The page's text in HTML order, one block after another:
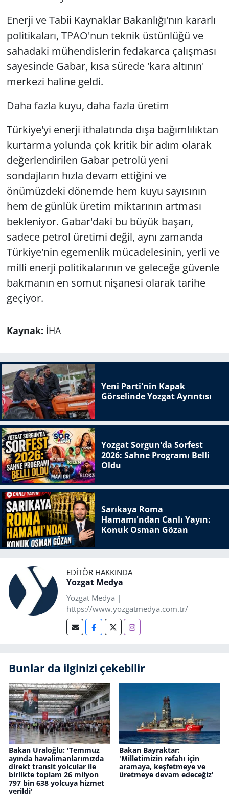
Enerji ve Tabii Kaynaklar Bakanlığı'nın kararlı
politikaları, TPAO'nun teknik üstünlüğü ve
sahadaki mühendislerin fedakarca çalışması
sayesinde Gabar, kısa sürede 'kara altının'
merkezi haline geldi.
Daha fazla kuyu, daha fazla üretim
Türkiye'yi enerji ithalatında dışa bağımlılıktan
kurtarma yolunda çok kritik bir adım olarak
değerlendirilen Gabar petrolü yeni
sondajların hızla devam ettiğini ve
önümüzdeki dönemde hem kuyu sayısının
hem de günlük üretim miktarının artması
bekleniyor. Gabar'daki bu büyük başarı,
sadece petrol üretimi değil, aynı zamanda
Türkiye'nin egemenlik mücadelesinin, yerli ve
milli enerji politikalarının ve geleceğe güvenle
bakmanın en somut nişanesi olarak tarihe
geçiyor.
Kaynak: İHA
Yeni Parti'nin Kapak
Görselinde Yozgat Ayrıntısı
Yozgat Sorgun'da Sorfest
2026: Sahne Programı Belli
Oldu
Sarıkaya Roma
Hamamı'ndan Canlı Yayın:
Konuk Osman Gözan
EDITÖR HAKKINDA
Yozgat Medya
Yozgat Medya |
https://www.yozgatmedya.com.tr/
Bunlar da ilginizi çekebilir
Bakan Uraloğlu: 'Temmuz
ayında havalimanlarımızda
direkt transit yolcular ile
birlikte toplam 26 milyon
797 bin 638 yolcuya hizmet
verildi'
Bakan Bayraktar:
'Milletimizin refahı için
aramaya, keşfetmeye ve
üretmeye devam edeceğiz'